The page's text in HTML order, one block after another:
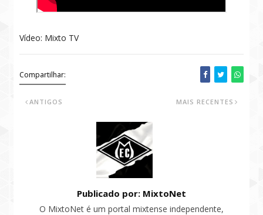
Vídeo: Mixto TV
Compartilhar:
MAIS RECENTES
ANTIGOS
Publicado por: MixtoNet
O MixtoNet é um portal mixtense independente,